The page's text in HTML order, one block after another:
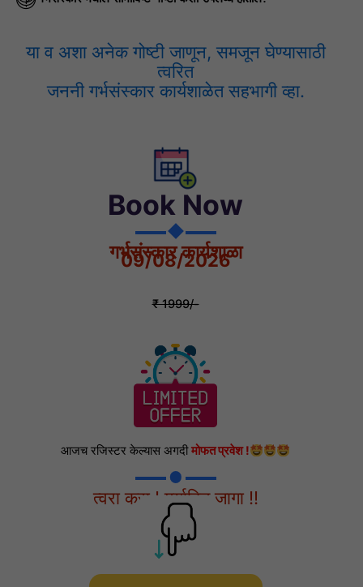
या व अशा अनेक गोष्टी जाणून, समजून घेण्यासाठी
त्वरित
जननी गर्भसंस्कार कार्यशाळेत सह‌भागी व्हा.
Book Now
गर्भसंस्कार कार्यशाळा
09/08/2026
₹ 1999/-
आजच रजिस्टर केल्यास अगदीमोफत प्रवेश !
त्वरा करा ! मर्यादित जागा !!